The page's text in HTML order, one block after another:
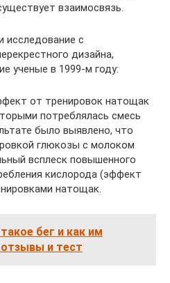
взаимосвязь.
с
дизайна,
ученые в 1999-м году:
от тренировок натощак
потреблялась смесь
было выявлено, что
глюкозы с молоком
всплеск повышенного
кислорода (эффект
натощак.
бег и как им
и тест